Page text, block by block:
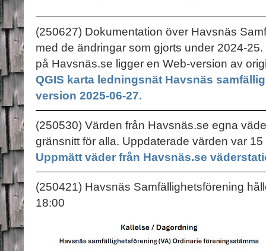
(250627) Dokumentation över Havsnäs
med de ändringar som gjorts under 2024-
på Havsnäs.se ligger en Web-version av
QGIS karta ledningsnät Havsnäs
version 2025-06-27.
(250530) Värden från Havsnäs.se egna
gränsnitt för alla. Uppdaterade värden var 15
Uppmätt väder från Havsnäs.se
(250421) Havsnäs Samfällighetsförening
18:00